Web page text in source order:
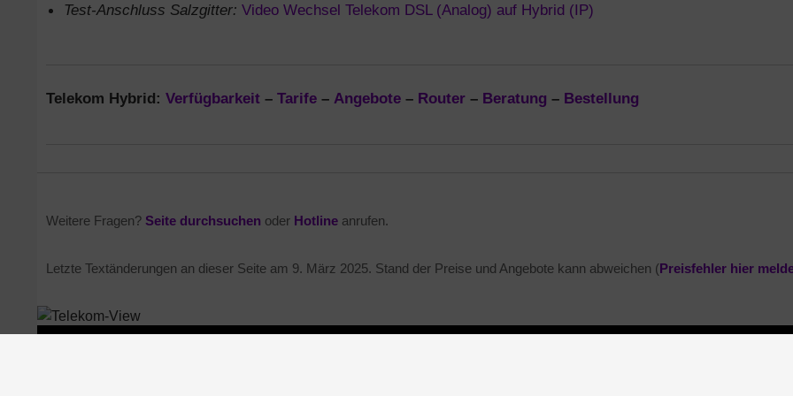
Test-Anschluss Salzgitter: Video Wechsel Telekom DSL (Analog) auf Hybrid (IP)
Telekom Hybrid: Verfügbarkeit – Tarife – Angebote – Router – Beratung – Bestellung
Weitere Fragen? Seite durchsuchen oder Hotline anrufen.
Letzte Textänderungen an dieser Seite am 9. März 2025. Stand der Preise und Angebote kann abweichen (Preisfehler hier